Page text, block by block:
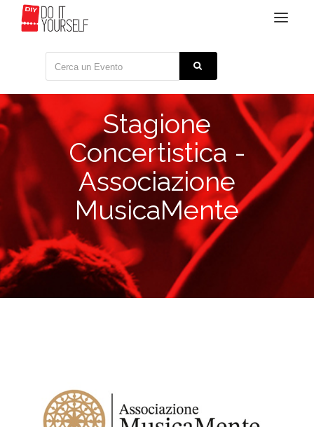
Toggle
Stagione
Concertistica -
Associazione
MusicaMente